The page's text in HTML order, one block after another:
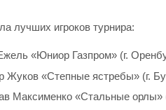
лучших игроков турнира:
«Юниор Газпром» (г.
Жуков «Степные ястребы» (г.
Максименко «Стальные орлы»